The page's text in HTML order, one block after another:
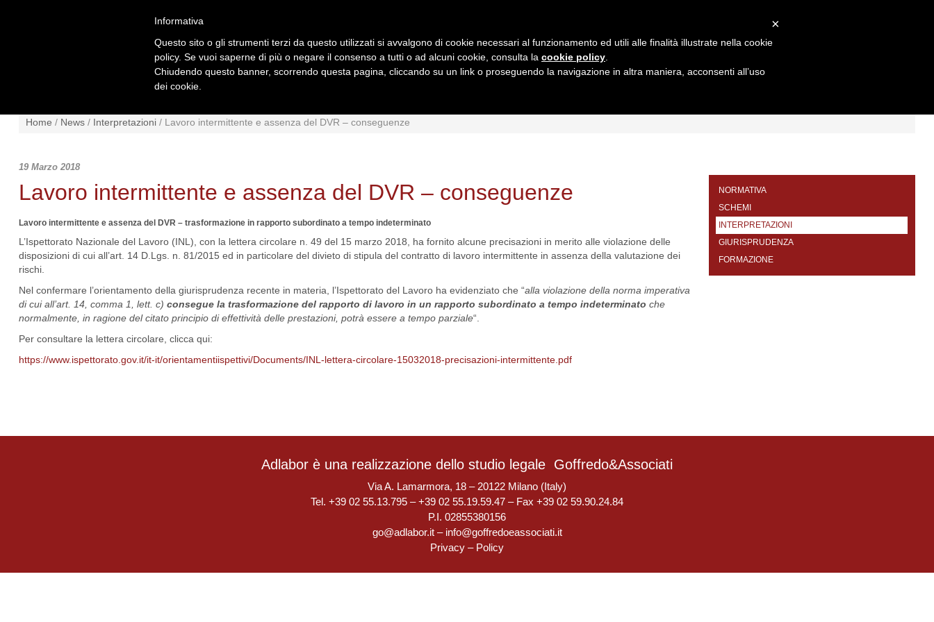
NEWS NORMATIVA
Home / News / Interpretazioni / Lavoro intermittente e assenza del DVR – conseguenze
19 Marzo 2018
Lavoro intermittente e assenza del DVR – conseguenze
Lavoro intermittente e assenza del DVR – trasformazione in rapporto subordinato a tempo indeterminato
L’Ispettorato Nazionale del Lavoro (INL), con la lettera circolare n. 49 del 15 marzo 2018, ha fornito alcune precisazioni in merito alle violazione delle
disposizioni di cui all’art. 14 D.Lgs. n. 81/2015 ed in particolare del divieto di stipula del contratto di lavoro intermittente in assenza della valutazione dei
rischi.
Nel confermare l’orientamento della giurisprudenza recente in materia, l’Ispettorato del Lavoro ha evidenziato che “alla violazione della norma imperativa
di cui all’art. 14, comma 1, lett. c) consegue la trasformazione del rapporto di lavoro in un rapporto subordinato a tempo indeterminato che
normalmente, in ragione del citato principio di effettività delle prestazioni, potrà essere a tempo parziale“.
Per consultare la lettera circolare, clicca qui:
https://www.ispettorato.gov.it/it-it/orientamentiispettivi/Documents/INL-lettera-circolare-15032018-precisazioni-intermittente.pdf
NORMATIVA
SCHEMI
INTERPRETAZIONI
GIURISPRUDENZA
FORMAZIONE
Adlabor è una realizzazione dello studio legale Goffredo&Associati
Via A. Lamarmora, 18 – 20122 Milano (Italy)
Tel. +39 02 55.13.795 – +39 02 55.19.59.47 – Fax +39 02 59.90.24.84
P.I. 02855380156
go@adlabor.it– info@goffredoeassociati.it
Privacy – Policy
×
Informativa
Questo sito o gli strumenti terzi da questo utilizzati si avvalgono di cookie necessari al funzionamento ed utili alle finalità illustrate nella cookie
policy. Se vuoi saperne di più o negare il consenso a tutti o ad alcuni cookie, consulta la cookie policy
Chiudendo questo banner, scorrendo questa pagina, cliccando su un link o proseguendo la navigazione in altra maniera, acconsenti all’uso
dei cookie.